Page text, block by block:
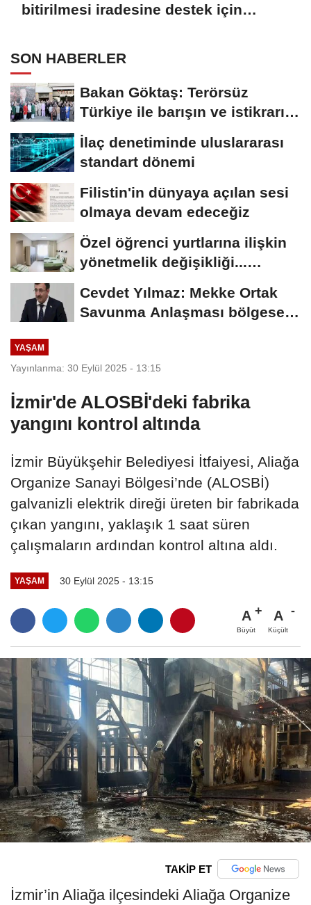
bitirilmesi iradesine destek için
SON HABERLER
Bakan Göktaş: Terörsüz
Türkiye ile barışın ve istikrarın
güçlendiği...
İlaç denetiminde uluslararası
standart dönemi
Filistin'in dünyaya açılan sesi
olmaya devam edeceğiz
Özel öğrenci yurtlarına ilişkin
yönetmelik değişikliği...
Cevdet Yılmaz: Mekke Ortak
Savunma Anlaşması bölgesel
YAŞAM
Yayınlanma: 30 Eylül 2025 - 13:15
İzmir'de ALOSBİ'deki fabrika
yangını kontrol altında
İzmir Büyükşehir Belediyesi İtfaiyesi, Aliağa
Organize Sanayi Bölgesi’nde (ALOSBİ)
galvanizli elektrik direği üreten bir fabrikada
çıkan yangını, yaklaşık 1 saat süren
çalışmaların ardından kontrol altına aldı.
YAŞAM 30 Eylül 2025 - 13:15
A
Büyüt
A
Küçült
TAKİP ET
İzmir’in Aliağa ilçesindeki Aliağa Organize